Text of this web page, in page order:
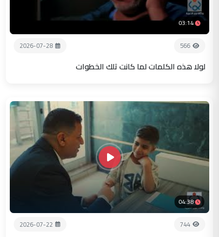
03:14
566
2026-07-28
لولا هذه الكلمات لما كانت تلك الخطوات
04:38
744
2026-07-22